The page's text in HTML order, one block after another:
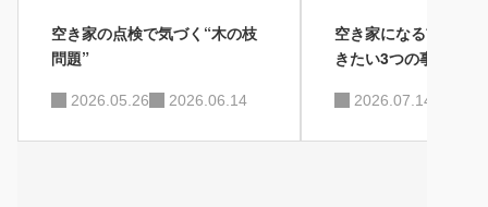
空き家の点検で気づく“木の枝
問題”
2026.05.26 2026.06.14
空き家になる前に必
きたい3つの事前準備
2026.07.14